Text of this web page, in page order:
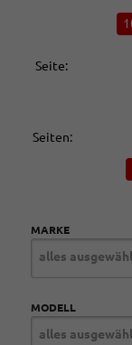
Seite:
Seiten:
MARKE
alles
MODELL
alles